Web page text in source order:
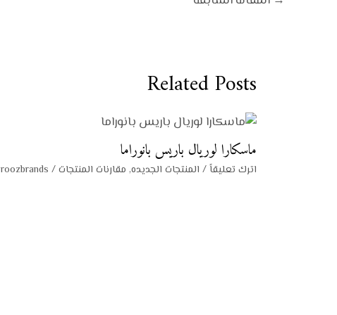
Related Posts
ماسكارا لوريال باريس بانوراما
اترك تعليقاً / المنتجات الجديده, مقارنات المنتجات/ By
roozbrands